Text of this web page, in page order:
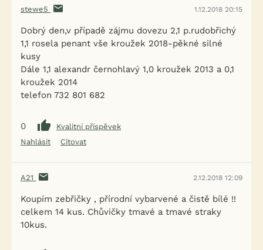
stewe5 1.12.2018 20:15
Dobrý den,v případě zájmu dovezu 2,1 p.rudobřichý
1,1 rosela penant vše kroužek 2018-pěkné silné
kusy
Dále 1,1 alexandr černohlavý 1,0 kroužek 2013 a 0,1
kroužek 2014
telefon 732 801 682
0
Kvalitní příspěvek
Nahlásit
Citovat
A21 2.12.2018 12:09
Koupím zebřičky , přírodní vybarvené a čistě bílé !!
celkem 14 kus. Chůvičky tmavé a tmavé straky
10kus.